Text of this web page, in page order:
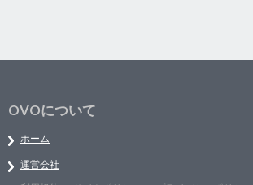
OVOについて
ホーム
運営会社